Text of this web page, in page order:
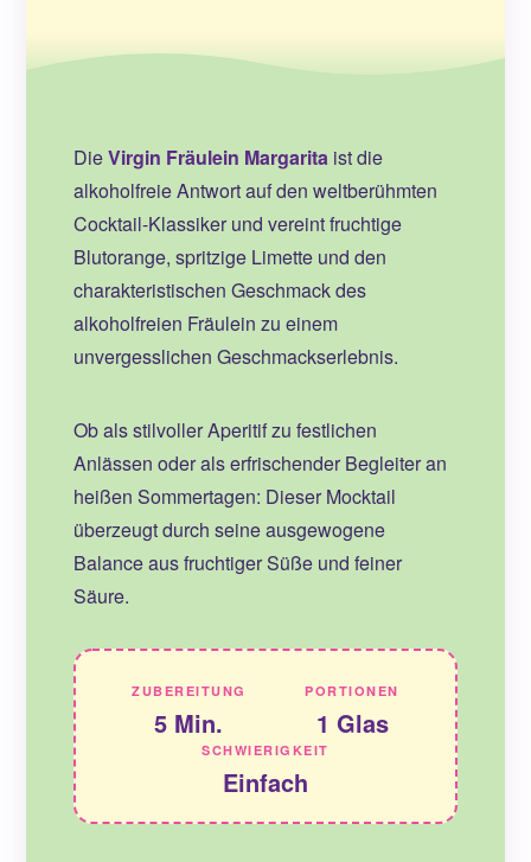
DieVirgin Fräulein Margarita ist die
alkoholfreie Antwort auf den weltberühmten
Cocktail-Klassiker und vereint fruchtige
Blutorange, spritzige Limette und den
charakteristischen Geschmack des
alkoholfreien Fräulein zu einem
unvergesslichen Geschmackserlebnis.
Ob als stilvoller Aperitif zu festlichen
Anlässen oder als erfrischender Begleiter an
heißen Sommertagen: Dieser Mocktail
überzeugt durch seine ausgewogene
Balance aus fruchtiger Süße und feiner
Säure.
ZUBEREITUNG
5 Min.
PORTIONEN
1 Glas
SCHWIERIGKEIT
Einfach